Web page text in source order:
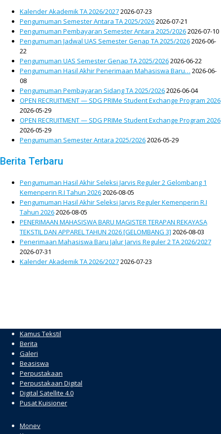
Kalender Akademik TA 2026/20272026-07-23
Pengumuman Semester Antara TA 2025/20262026-07-21
Pengumuman Pembayaran Semester Antara 2025/20262026-07-10
Pengumuman Jadwal UAS Semester Genap TA 2025/20262026-06-
22
Pengumuman UAS Semester Genap TA 2025/20262026-06-22
Pengumuman Hasil Akhir Penerimaan Mahasiswa Baru… 2026-06-
08
Pengumuman Pembayaran Sidang TA 2025/20262026-06-04
OPEN RECRUITMENT — SDG PRIMe Student Exchange Program 2026
2026-05-29
OPEN RECRUITMENT — SDG PRIMe Student Exchange Program 2026
2026-05-29
Pengumuman Semester Antara 2025/20262026-05-29
Berita Terbaru
Pengumuman Hasil Akhir Seleksi Jarvis Reguler 2 Gelombang 1
Kemenperin R.I Tahun 20262026-08-05
Pengumuman Hasil Akhir Seleksi Jarvis Reguler Kemenperin R.I
Tahun 20262026-08-05
PENERIMAAN MAHASISWA BARU MAGISTER TERAPAN REKAYASA
TEKSTIL DAN APPAREL TAHUN 2026 [GELOMBANG 3] 2026-08-03
Penerimaan Mahasiswa Baru Jalur Jarvis Reguler 2 TA 2026/2027
2026-07-31
Kalender Akademik TA 2026/20272026-07-23
Kamus Tekstil
Berita
Galeri
Beasiswa
Perpustakaan
Perpustakaan Digital
Digital Satellite 4.0
Pusat Kuisioner
Monev